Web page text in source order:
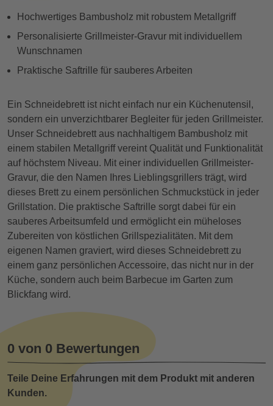
Hochwertiges Bambusholz mit robustem Metallgriff
Personalisierte Grillmeister-Gravur mit individuellem
Wunschnamen
Praktische Saftrille für sauberes Arbeiten
Ein Schneidebrett ist nicht einfach nur ein Küchenutensil,
sondern ein unverzichtbarer Begleiter für jeden Grillmeister.
Unser Schneidebrett aus nachhaltigem Bambusholz mit
einem stabilen Metallgriff vereint Qualität und Funktionalität
auf höchstem Niveau. Mit einer individuellen Grillmeister-
Gravur, die den Namen Ihres Lieblingsgrillers trägt, wird
dieses Brett zu einem persönlichen Schmuckstück in jeder
Grillstation. Die praktische Saftrille sorgt dabei für ein
sauberes Arbeitsumfeld und ermöglicht ein müheloses
Zubereiten von köstlichen Grillspezialitäten. Mit dem
eigenen Namen graviert, wird dieses Schneidebrett zu
einem ganz persönlichen Accessoire, das nicht nur in der
Küche, sondern auch beim Barbecue im Garten zum
Blickfang wird.
0 von 0 Bewertungen
Teile Deine Erfahrungen mit dem Produkt mit anderen
Kunden.